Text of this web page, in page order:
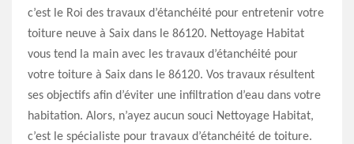
c’est le Roi des travaux d’étanchéité pour entretenir votre
toiture neuve à Saix dans le 86120. Nettoyage Habitat
vous tend la main avec les travaux d’étanchéité pour
votre toiture à Saix dans le 86120. Vos travaux résultent
ses objectifs afin d’éviter une infiltration d’eau dans votre
habitation. Alors, n’ayez aucun souci Nettoyage Habitat,
c’est le spécialiste pour travaux d’étanchéité de toiture.